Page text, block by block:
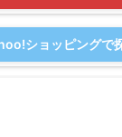
ショッピングで